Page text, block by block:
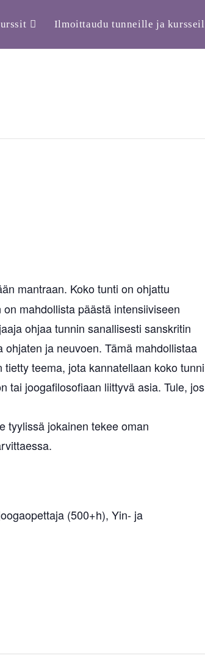
Ilmoittaudu tunneille ja
mantraan. Koko tunti on ohjattu
mahdollista päästä intensiiviseen
ohjaa tunnin sanallisesti sanskritin
ja neuvoen. Tämä mahdollistaa
teema, jota kannatellaan koko
tai joogafilosofiaan liittyvä asia. Tule, jos
tyylissä jokainen tekee oman
(500+h), Yin- ja